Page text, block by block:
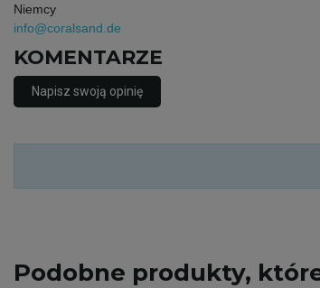
Niemcy
info@coralsand.de
KOMENTARZE
Napisz swoją opinię
Podobne produkty,